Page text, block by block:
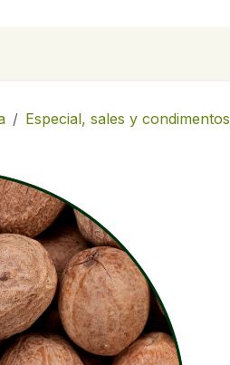
Especial, sales y condimentos